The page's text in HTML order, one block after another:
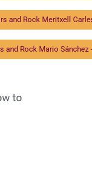
and Rock Meritxell
and Rock Mario
to